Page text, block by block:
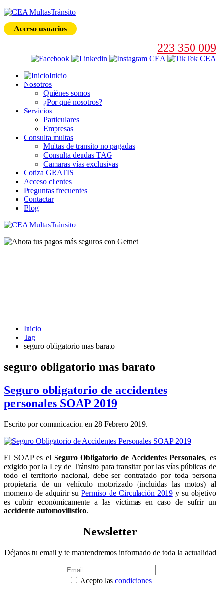
Acceso usuarios
223 350 009
Inicio
Nosotros
Quiénes somos
¿Por qué nosotros?
Servicios
Particulares
Empresas
Consulta multas
Multas de tránsito no pagadas
Consulta deudas TAG
Camaras vías exclusivas
Cotiza GRATIS
Acceso clientes
Preguntas frecuentes
Contactar
Blog
Inicio
Tag
seguro obligatorio mas barato
seguro obligatorio mas barato
Seguro obligatorio de accidentes
personales SOAP 2019
Escrito por comunicacion en 28 Febrero 2019.
El SOAP es el Seguro Obligatorio de Accidentes Personales, es
exigido por la Ley de Tránsito para transitar por las vías públicas de
todo el territorio nacional, debe ser contratado por toda persona
propietaria de un vehículo motorizado (incluidas las motos) al
momento de adquirir suPermiso de Circulación 2019y su objetivo
es cubrir económicamente a las víctimas en caso de sufrir un
accidente automovilístico.
Newsletter
Déjanos tu email y te mantendremos informado de toda la actualidad
Acepto las condiciones